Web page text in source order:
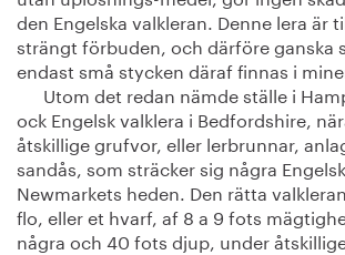
den Engelska valkleran. Denne lera är
strängt förbuden, och därföre ganska
endast små stycken däraf finnas i
Utom det redan nämde ställe i
ock Engelsk valklera i Bedfordshire,
åtskillige grufvor, eller lerbrunnar,
sandås, som sträcker sig några
Newmarkets heden. Den rätta
flo, eller et hvarf, af 8 a 9 fots
några och 40 fots djup, under